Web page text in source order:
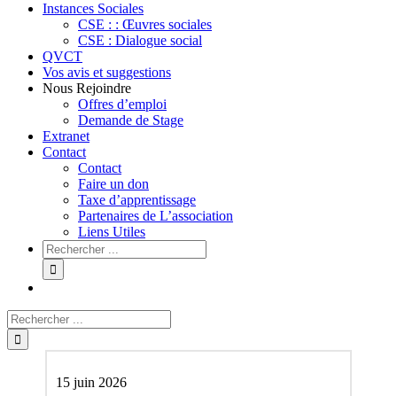
Instances Sociales
CSE : : Œuvres sociales
CSE : Dialogue social
QVCT
Vos avis et suggestions
Nous Rejoindre
Offres d’emploi
Demande de Stage
Extranet
Contact
Contact
Faire un don
Taxe d’apprentissage
Partenaires de L’association
Liens Utiles
15 juin 2026